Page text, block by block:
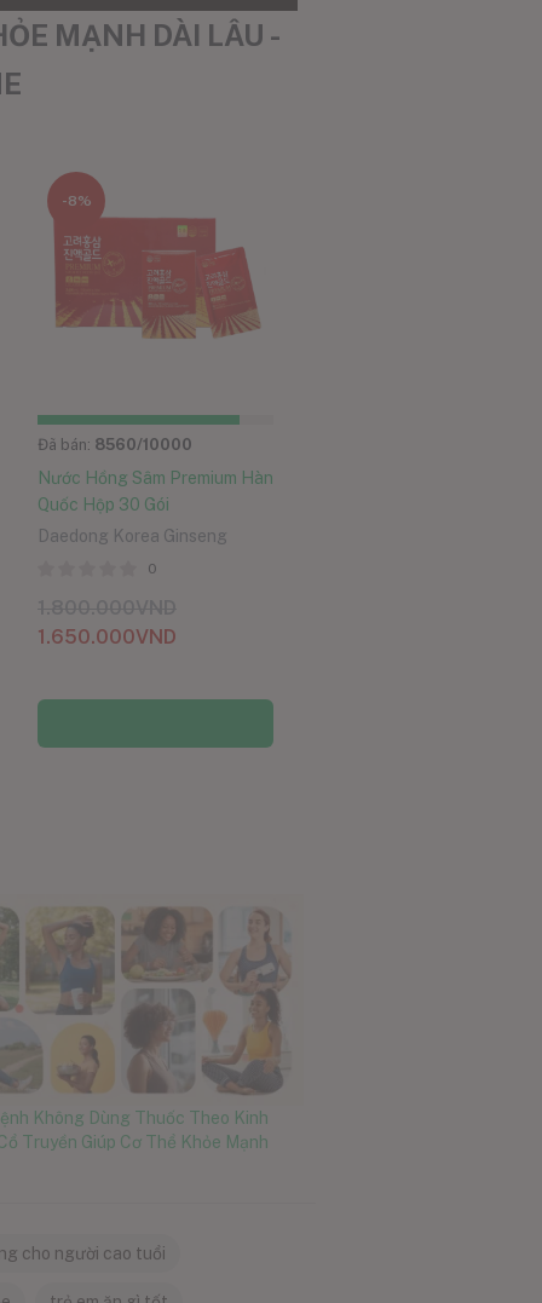
MẠNH DÀI LÂU -
-8%
Đã bán: 8560/10000
Nước Hồng Sâm Premium Hàn
Quốc Hộp 30 Gói
Daedong Korea Ginseng
0
1.650.000VND
Không Dùng Thuốc Theo Kinh
Truyền Giúp Cơ Thể Khỏe Mạnh
cho người cao tuổi